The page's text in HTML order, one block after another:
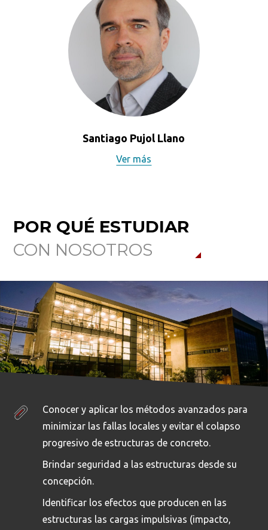
Santiago Pujol Llano
Ver más
POR QUÉ ESTUDIAR
CON NOSOTROS
Conocer y aplicar los métodos avanzados para
minimizar las fallas locales y evitar el colapso
progresivo de estructuras de concreto.
Brindar seguridad a las estructuras desde su
concepción.
Identificar los efectos que producen en las
estructuras las cargas impulsivas (impacto,